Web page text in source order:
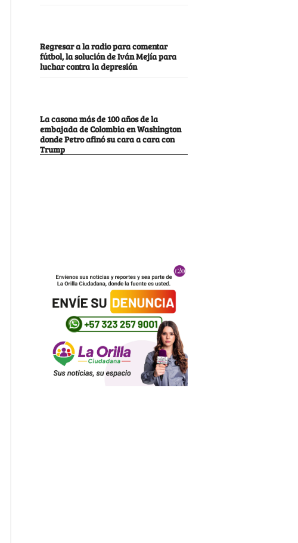
Regresar a la radio para comentar
fútbol, la solución de Iván Mejía para
luchar contra la depresión
La casona más de 100 años de la
embajada de Colombia en Washington
donde Petro afinó su cara a cara con
Trump